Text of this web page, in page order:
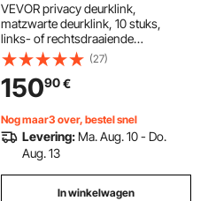
VEVOR privacy deurklink,
matzwarte deurklink, 10 stuks,
links- of rechtsdraaiende
omkeerbare klink met slot, 45°
draaiing voor opening, vierkante
deurbevestiging voor slaapkamer
en badkamer
(27)
15090€
Nog maar3 over, bestel snel
Levering: Ma. Aug. 10 - Do.
Aug. 13
In winkelwagen